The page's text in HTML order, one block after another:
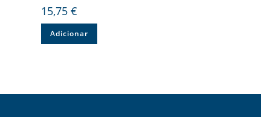
15,75€
Adicionar